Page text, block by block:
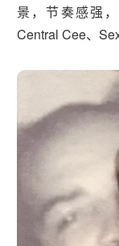
景，节奏感强
Central Cee、